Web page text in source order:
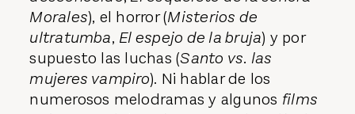
Morales), el horror (Misterios de
ultratumba, El espejo de la bruja) y por
supuesto las luchas (Santo vs. las
mujeres vampiro). Ni hablar de los
numerosos melodramas y algunos films